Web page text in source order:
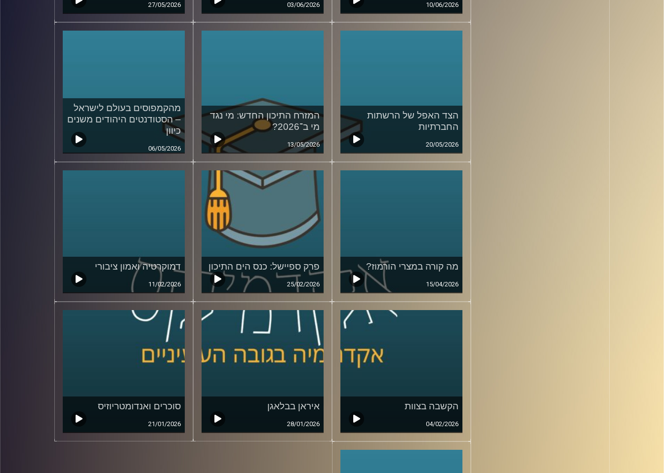
10/06/2026
03/06/2026
27/05/2026
הצד האפל של הרשתות
החברתיות
20/05/2026
המזרח התיכון החדש: מי נגד
מי ב־2026?
13/05/2026
מהקמפוסים בעולם לישראל
– הסטודנטים היהודים משנים
כיוון
06/05/2026
מה קורה במצרי הורמוז?
15/04/2026
פרק ספיישל: כנס הים התיכון
25/02/2026
דמוקרטיה ואמון ציבורי
11/02/2026
הקשבה בצוות
04/02/2026
איראן בבלאגן
28/01/2026
סוכרים ואנדומטריוזיס
21/01/2026